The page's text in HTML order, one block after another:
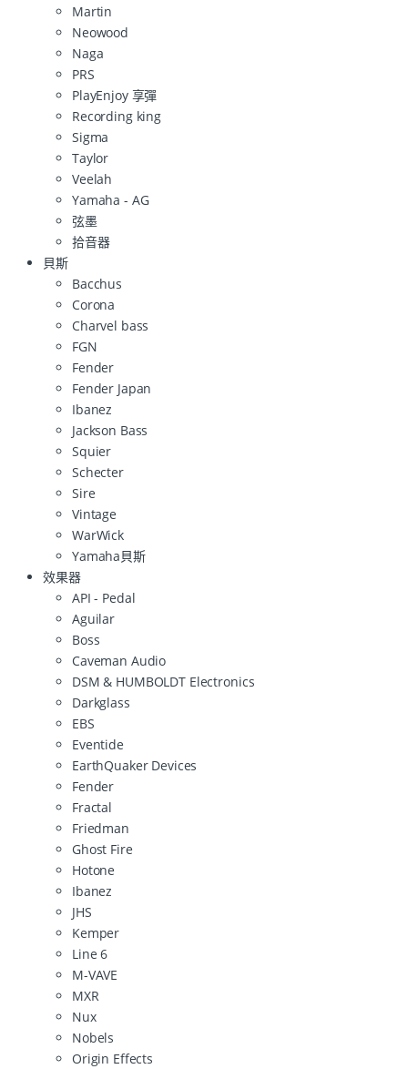
Martin
Neowood
Naga
PRS
PlayEnjoy 享彈
Recording king
Sigma
Taylor
Veelah
Yamaha - AG
弦墨
拾音器
貝斯
Bacchus
Corona
Charvel bass
FGN
Fender
Fender Japan
Ibanez
Jackson Bass
Squier
Schecter
Sire
Vintage
WarWick
Yamaha貝斯
效果器
API - Pedal
Aguilar
Boss
Caveman Audio
DSM & HUMBOLDT Electronics
Darkglass
EBS
Eventide
EarthQuaker Devices
Fender
Fractal
Friedman
Ghost Fire
Hotone
Ibanez
JHS
Kemper
Line 6
M-VAVE
MXR
Nux
Nobels
Origin Effects